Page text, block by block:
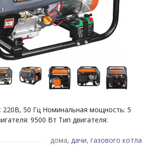
220В, 50 Гц Номинальная мощность: 5
9500 Вт Тип двигателя:
дома, дачи, газового котла